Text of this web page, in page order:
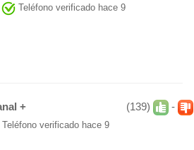
Teléfono verificado hace 9
(139) -
+
Teléfono verificado hace 9